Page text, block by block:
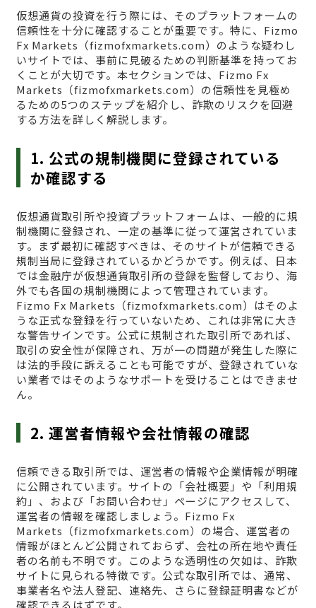
仮想通貨の投資を行う際には、そのプラットフォームの
信頼性を十分に確認することが重要です。特に、Fizmo
Fx Markets（fizmofxmarkets.com）のような疑わし
いサイトでは、事前に見破るための判断基準を持ってお
くことが大切です。本セクションでは、Fizmo Fx
Markets（fizmofxmarkets.com）の信頼性を見極め
るための5つのステップを紹介し、詐欺のリスクを回避
する方法を詳しく解説します。
1. 公式の規制機関に登録されている
か確認する
仮想通貨取引所や投資プラットフォームは、一般的に規
制機関に登録され、一定の基準に従って運営されていま
す。まず最初に確認すべきは、そのサイトが信頼できる
規制当局に登録されているかどうかです。例えば、日本
では金融庁が仮想通貨取引所の登録を監督しており、海
外でも各国の規制機関によって管理されています。
Fizmo Fx Markets（fizmofxmarkets.com）はそのよ
うな正式な登録を行っていないため、これは非常に大き
な警告サインです。公式に規制された取引所であれば、
取引の安全性が保障され、万が一の問題が発生した際に
は法的手段に訴えることも可能ですが、登録されていな
い業者ではそのようなサポートを受けることはできませ
ん。
2. 運営者情報や会社情報の確認
信頼できる取引所では、運営者の情報や企業情報が明確
に公開されています。サイトの「会社概要」や「利用規
約」、および「お問い合わせ」ページにアクセスして、
運営者の情報を確認しましょう。Fizmo Fx
Markets（fizmofxmarkets.com）の場合、運営者の
情報がほとんど公開されておらず、会社の所在地や責任
者の名前も不明です。このような透明性の欠如は、詐欺
サイトに見られる特徴です。公式な取引所では、通常、
事業者名や法人登記、連絡先、さらに登録証明書などが
確認できるはずです。